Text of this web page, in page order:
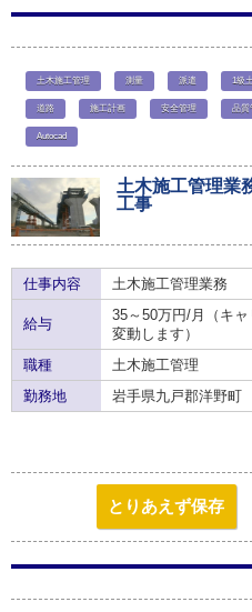
土木施工管理 測量 派遣 1級
道路 施工計画 安全管理 品質
Autocad
土木施工管理業
工事
仕事内容 土木施工管理業務
給与
35～50万円/月（キ
変動します）
職種
土木施工管理
勤務地
岩手県九戸郡洋野町
とりあえず保存